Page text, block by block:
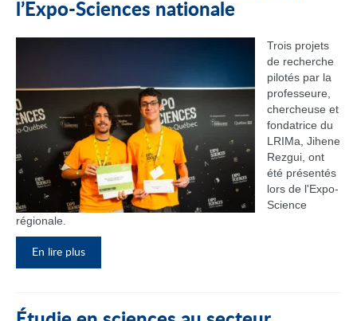
l’Expo-Sciences nationale
Trois projets
de recherche
pilotés par la
professeure,
chercheuse et
fondatrice du
LRIMa, Jihene
Rezgui, ont
été présentés
lors de l'Expo-
Science
régionale.
En lire plus